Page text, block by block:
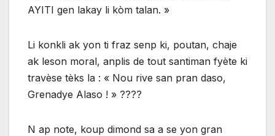
AYITI gen lakay li kòm talan. »
Li konkli ak yon ti fraz senp ki, poutan, chaje
ak leson moral, anplis de tout santiman fyète ki
travèse tèks la : « Nou rive san pran daso,
Grenadye Alaso ! » ????
N ap note, koup dimond sa a se yon gran